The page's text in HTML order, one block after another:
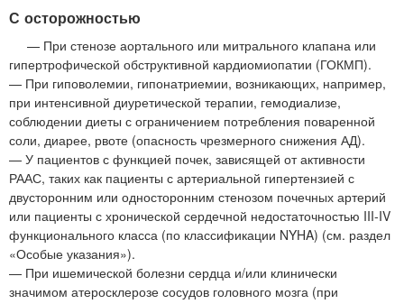
С осторожностью
— При стенозе аортального или митрального клапана или
гипертрофической обструктивной кардиомиопатии (ГОКМП).
— При гиповолемии, гипонатриемии, возникающих, например,
при интенсивной диуретической терапии, гемодиализе,
соблюдении диеты с ограничением потребления поваренной
соли, диарее, рвоте (опасность чрезмерного снижения АД).
— У пациентов с функцией почек, зависящей от активности
РААС, таких как пациенты с артериальной гипертензией с
двусторонним или односторонним стенозом почечных артерий
или пациенты с хронической сердечной недостаточностью III-IV
функционального класса (по классификации NYHA) (см. раздел
«Особые указания»).
— При ишемической болезни сердца и/или клинически
значимом атеросклерозе сосудов головного мозга (при